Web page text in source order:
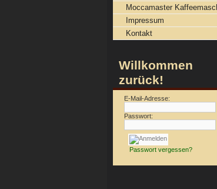
Moccamaster
Impressum
Kontakt
Willkommen
zurück!
E-Mail-Adresse:
Passwort:
Passwort vergessen?